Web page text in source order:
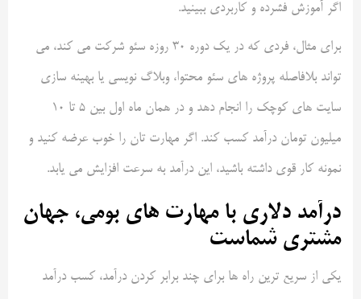
اگر آموزش فشرده و کاربردی ببینید.
برای مثال، فردی که در یک دوره ۳۰ روزه سئو شرکت می کند، می
تواند بلافاصله پروژه های سئو محتوا، وبلاگ نویسی یا بهینه سازی
سایت های کوچک را انجام دهد و در همان ماه اول بین ۵ تا ۱۰
میلیون تومان درآمد کسب کند. اگر مهارت تان را خوب عرضه کنید و
نمونه کار قوی داشته باشید، این درآمد به سرعت افزایش می یابد.
درآمد دلاری با مهارت های بومی، جهان
مشتری شماست
یکی از سریع ترین راه ها برای چند برابر کردن درآمد، کسب درآمد